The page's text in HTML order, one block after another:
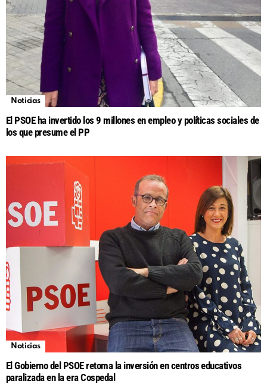
Noticias
El PSOE ha invertido los 9 millones en empleo y políticas sociales de
los que presume el PP
Noticias
El Gobierno del PSOE retoma la inversión en centros educativos
paralizada en la era Cospedal